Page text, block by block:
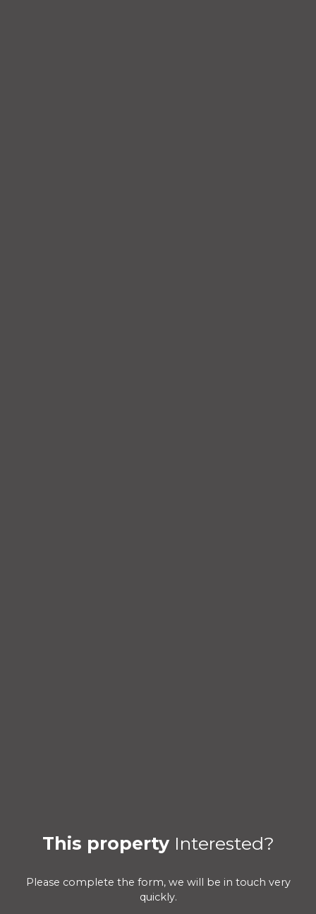
This property Interested?
Please complete the form, we will be in touch very
quickly.